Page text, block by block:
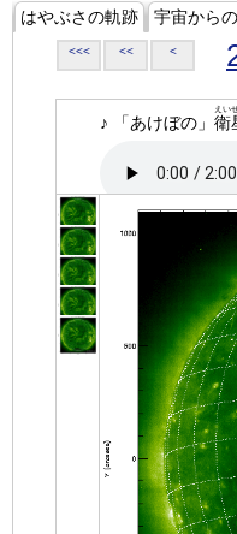
はやぶさの軌跡 宇宙から
<<< << <
♪ 「あけぼの」 衛
えい